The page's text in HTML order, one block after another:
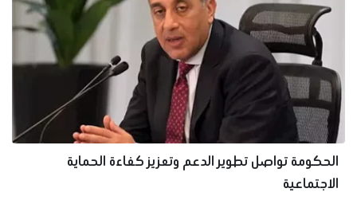
الحكومة تواصل تطوير الدعم وتعزيز كفاءة الحماية
الاجتماعية